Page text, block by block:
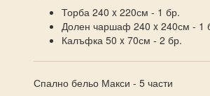
Торба 240 x 220см - 1 бр.
Долен чаршаф 240 x 240см - 1
Калъфка 50 x 70см - 2 бр.
Спално бельо Макси - 5 части